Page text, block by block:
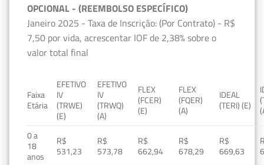
OPCIONAL - (REEMBOLSO ESPECÍFICO)
Janeiro 2025 - Taxa de Inscrição: (Por Contrato) - R$
7,50 por vida, acrescentar IOF de 2,38% sobre o
valor total final
Faixa
Etária
EFETIVO
IV
(TRWE)
(E)
EFETIVO
IV
(TRWQ)
(A)
FLEX
(FCER)
(E)
FLEX
(FQER)
(A)
IDEAL
(TERI) (E)
0 a
18
anos
R$
531,23
R$
573,78
R$
662,94
R$
678,29
R$
669,63